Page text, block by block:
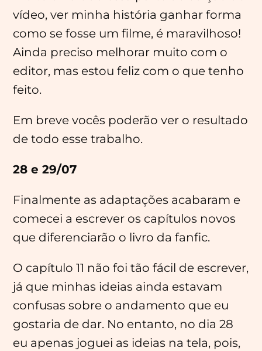
Menu
Principal
vídeo, ver minha história ganhar forma
como se fosse um filme, é maravilhoso!
Ainda preciso melhorar muito com o
editor, mas estou feliz com o que tenho
feito.
Em breve vocês poderão ver o resultado
de todo esse trabalho.
28 e 29/07
Finalmente as adaptações acabaram e
comecei a escrever os capítulos novos
que diferenciarão o livro da fanfic.
O capítulo 11 não foi tão fácil de escrever,
já que minhas ideias ainda estavam
confusas sobre o andamento que eu
gostaria de dar. No entanto, no dia 28
eu apenas joguei as ideias na tela, pois,